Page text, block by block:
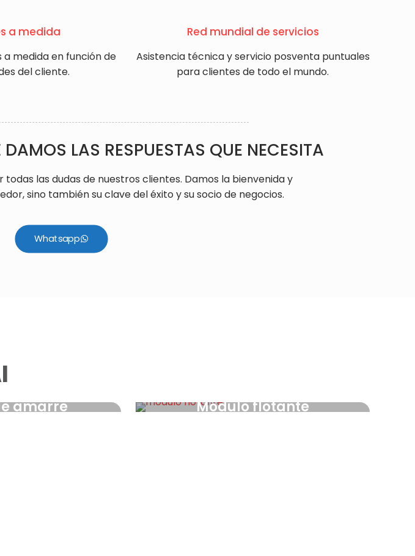
a medida
a medida en función de
del cliente.
Red mundial de servicios
Asistencia técnica y servicio posventa puntuales
para clientes de todo el mundo.
LAS RESPUESTAS QUE NECESITA
las dudas de nuestros clientes. Damos la bienvenida y
sino también su clave del éxito y su socio de negocios.
Whatsapp
amarre Módulo flotante